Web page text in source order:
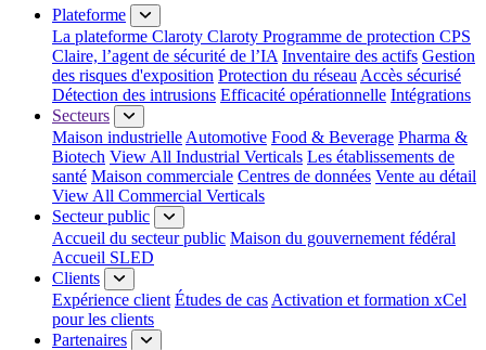
Plateforme
La plateforme Claroty Claroty Programme de protection CPS
Claire, l’agent de sécurité de l’IA Inventaire des actifs Gestion
des risques d'exposition Protection du réseau Accès sécurisé
Détection des intrusions Efficacité opérationnelle Intégrations
Secteurs
Maison industrielle Automotive Food & Beverage Pharma &
Biotech View All Industrial Verticals Les établissements de
santé Maison commerciale Centres de données Vente au détail
View All Commercial Verticals
Secteur public
Accueil du secteur public Maison du gouvernement fédéral
Accueil SLED
Clients
Expérience client Études de cas Activation et formation xCel
pour les clients
Partenaires